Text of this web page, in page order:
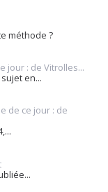
méthode ?
jour : de Vitrolles...
en...
de ce jour : de